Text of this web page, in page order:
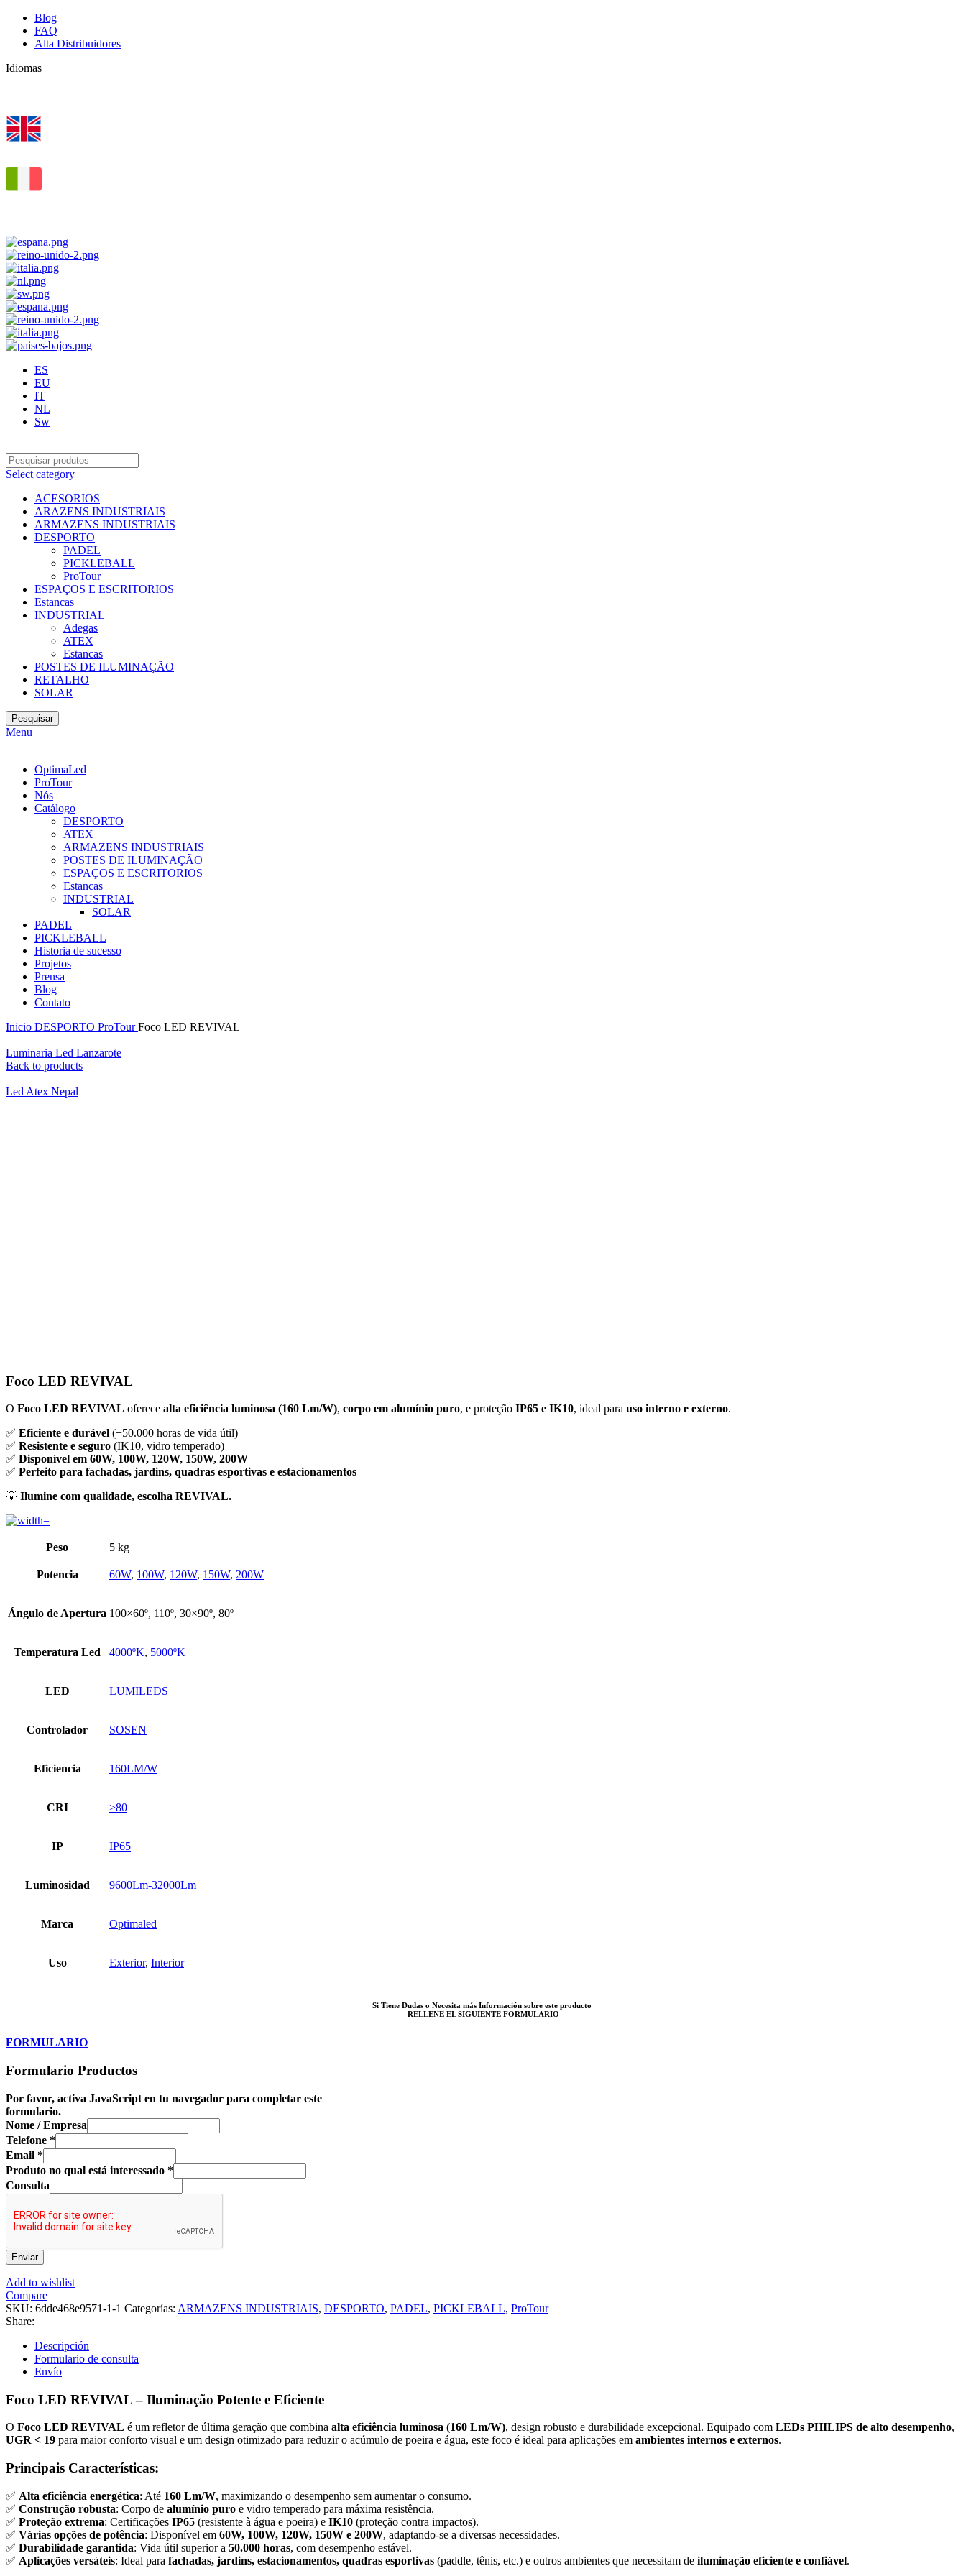
Blog
FAQ
Alta Distribuidores
Idiomas
ES
EU
IT
NL
Sw
Select category
ACESORIOS
ARAZENS INDUSTRIAIS
ARMAZENS INDUSTRIAIS
DESPORTO
PADEL
PICKLEBALL
ProTour
ESPAÇOS E ESCRITORIOS
Estancas
INDUSTRIAL
Adegas
ATEX
Estancas
POSTES DE ILUMINAÇÃO
RETALHO
SOLAR
Pesquisar
Menu
OptimaLed
ProTour
Nós
Catálogo
DESPORTO
ATEX
ARMAZENS INDUSTRIAIS
POSTES DE ILUMINAÇÃO
ESPAÇOS E ESCRITORIOS
Estancas
INDUSTRIAL
SOLAR
PADEL
PICKLEBALL
Historia de sucesso
Projetos
Prensa
Blog
Contato
Inicio DESPORTO ProTourFoco LED REVIVAL
Luminaria Led Lanzarote
Back to products
Led Atex Nepal
Foco LED REVIVAL
O Foco LED REVIVAL oferece alta eficiência luminosa (160 Lm/W), corpo em alumínio puro, e proteção IP65 e IK10, ideal para uso interno e externo.
✅ Eficiente e durável (+50.000 horas de vida útil)
✅ Resistente e seguro (IK10, vidro temperado)
✅ Disponível em 60W, 100W, 120W, 150W, 200W
✅ Perfeito para fachadas, jardins, quadras esportivas e estacionamentos
💡 Ilumine com qualidade, escolha REVIVAL.
Peso 5 kg
Potencia 60W, 100W, 120W, 150W, 200W
Ángulo de Apertura 100×60º, 110º, 30×90º, 80º
Temperatura Led 4000ºK, 5000ºK
LED LUMILEDS
Controlador SOSEN
Eficiencia 160LM/W
CRI >80
IP IP65
Luminosidad 9600Lm-32000Lm
Marca Optimaled
Uso Exterior, Interior
Si Tiene Dudas o Necesita más Información sobre este producto
RELLENE EL SIGUIENTE FORMULARIO
FORMULARIO
Formulario Productos
Por favor, activa JavaScript en tu navegador para completar este
formulario.
Nome / Empresa
Telefone *
Email *
Produto no qual está interessado *
Consulta
Enviar
Add to wishlist
Compare
SKU: 6dde468e9571-1-1 Categorías: ARMAZENS INDUSTRIAIS, DESPORTO, PADEL, PICKLEBALL, ProTour
Share:
Descripción
Formulario de consulta
Envío
Foco LED REVIVAL – Iluminação Potente e Eficiente
O Foco LED REVIVAL é um refletor de última geração que combina alta eficiência luminosa (160 Lm/W), design robusto e durabilidade excepcional. Equipado com LEDs PHILIPS de alto desempenho,
UGR < 19 para maior conforto visual e um design otimizado para reduzir o acúmulo de poeira e água, este foco é ideal para aplicações em ambientes internos e externos.
Principais Características:
✅ Alta eficiência energética: Até 160 Lm/W, maximizando o desempenho sem aumentar o consumo.
✅ Construção robusta: Corpo de alumínio puro e vidro temperado para máxima resistência.
✅ Proteção extrema: Certificações IP65 (resistente à água e poeira) e IK10 (proteção contra impactos).
✅ Várias opções de potência: Disponível em 60W, 100W, 120W, 150W e 200W, adaptando-se a diversas necessidades.
✅ Durabilidade garantida: Vida útil superior a 50.000 horas, com desempenho estável.
✅ Aplicações versáteis: Ideal para fachadas, jardins, estacionamentos, quadras esportivas (paddle, tênis, etc.) e outros ambientes que necessitam de iluminação eficiente e confiável.